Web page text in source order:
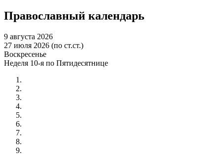
Православный календарь
9 августа 2026
27 июля 2026 (по ст.ст.)
Воскресенье
Неделя 10-я по Пятидесятнице